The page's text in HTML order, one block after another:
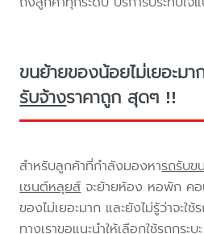
ขนย้ายของน้อยไม่เยอะมา
รับจ้างราคาถูก สุดๆ !!
สำหรับลูกค้าที่กำลังมองหารถรับ
เซนต์หลุยส์ จะย้ายห้อง หอพัก ค
ของไม่เยอะมาก และยังไม่รู้ว่าจะใ
ทางเราขอแนะนำให้เลือกใช้รถกร